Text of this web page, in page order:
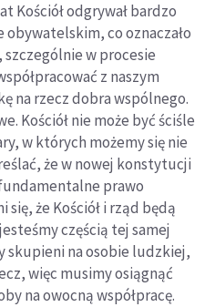
Kościół odgrywał bardzo
obywatelskim, co oznaczało
szczególnie w procesie
z naszym
na rzecz dobra wspólnego.
Kościół nie może być ściśle
w których możemy się nie
że w nowej konstytucji
prawo
się, że Kościół i rząd będą
częścią tej samej
skupieni na osobie ludzkiej,
więc musimy osiągnąć
na owocną współpracę.